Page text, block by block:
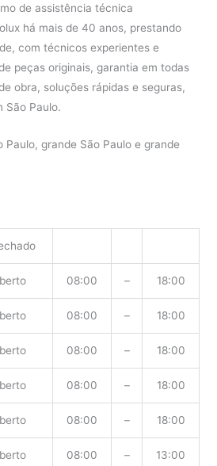
de assistência técnica
há mais de 40 anos, prestando
com técnicos experientes e
peças originais, garantia em todas
obra, soluções rápidas e seguras,
São Paulo.
Paulo, grande São Paulo e grande
08:00 – 18:00
08:00 – 18:00
08:00 – 18:00
08:00 – 18:00
08:00 – 18:00
08:00 – 13:00